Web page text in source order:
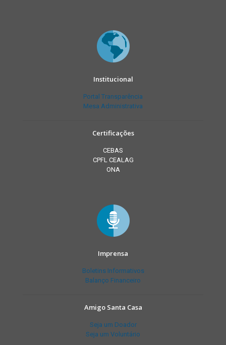
Institucional
Portal Transparência
Mesa Administrativa
Certificações
CEBAS
CPFL CEALAG
ONA
Imprensa
Boletins Informativos
Balanço Financeiro
Amigo Santa Casa
Seja um Doador
Seja um Voluntário